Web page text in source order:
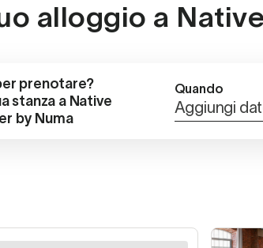
alloggio a
prenotare?
stanza a Native
by Numa
Quando
Aggiungi